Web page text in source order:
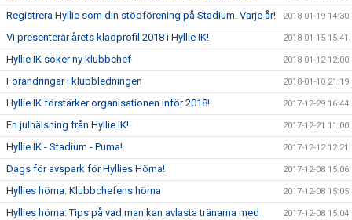
Registrera Hyllie som din stödförening på Stadium. Varje år! 2018-01-19 14:30
Vi presenterar årets klädprofil 2018 i Hyllie IK! 2018-01-15 15:41
Hyllie IK söker ny klubbchef 2018-01-12 12:00
Förändringar i klubbledningen 2018-01-10 21:19
Hyllie IK förstärker organisationen inför 2018! 2017-12-29 16:44
En julhälsning från Hyllie IK! 2017-12-21 11:00
Hyllie IK - Stadium - Puma! 2017-12-12 12:21
Dags för avspark för Hyllies Hörna! 2017-12-08 15:06
Hyllies hörna: Klubbchefens hörna 2017-12-08 15:05
Hyllies hörna: Tips på vad man kan avlasta tränarna med 2017-12-08 15:04